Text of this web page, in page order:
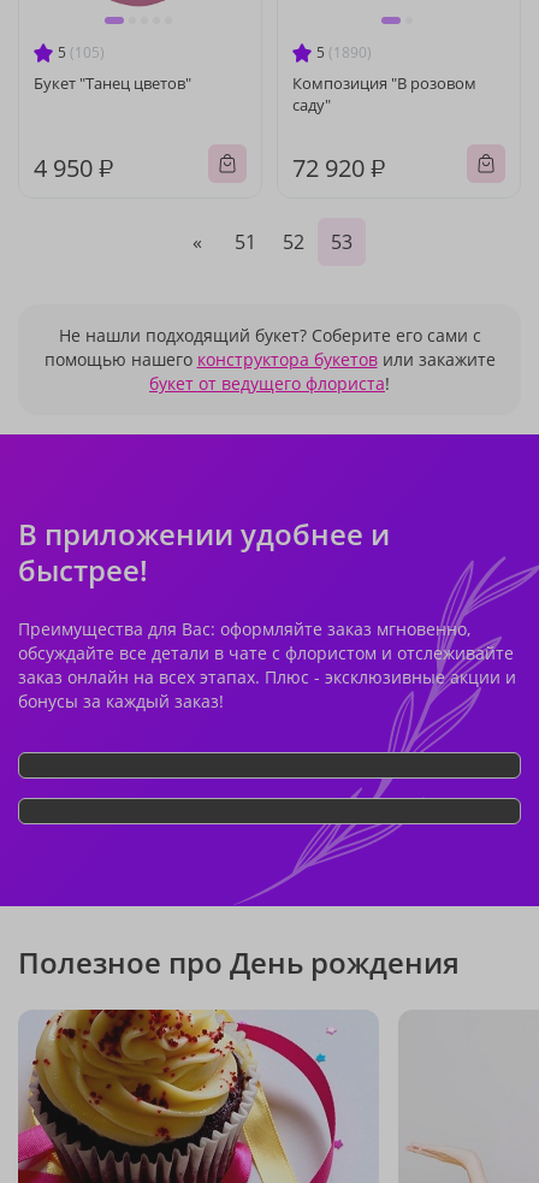
5 (105)
Букет "Танец цветов"
4 950 ₽
5 (1890)
Композиция "В розовом
саду"
72 920 ₽
« 51 52 53
Не нашли подходящий букет? Соберите его сами с
помощью нашего конструктора букетовили закажите
букет от ведущего флориста!
В приложении удобнее и
быстрее!
Преимущества для Вас: оформляйте заказ мгновенно,
обсуждайте все детали в чате с флористом и отслеживайте
заказ онлайн на всех этапах. Плюс - эксклюзивные акции и
бонусы за каждый заказ!
Полезное про День рождения